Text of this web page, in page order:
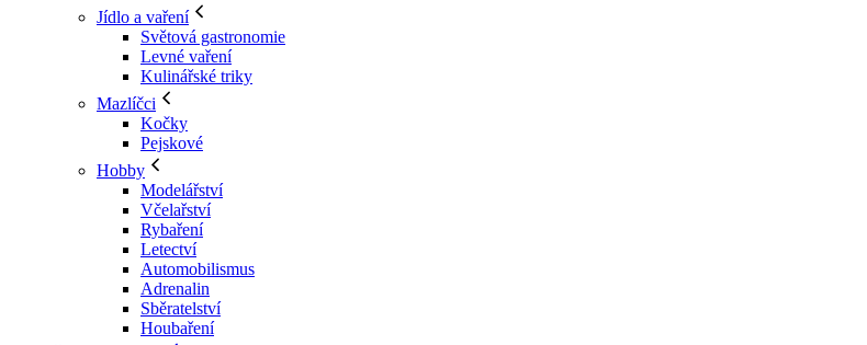
Jídlo a vaření
Světová gastronomie
Levné vaření
Kulinářské triky
Mazlíčci
Kočky
Pejskové
Hobby
Modelářství
Včelařství
Rybaření
Letectví
Automobilismus
Adrenalin
Sběratelství
Houbaření